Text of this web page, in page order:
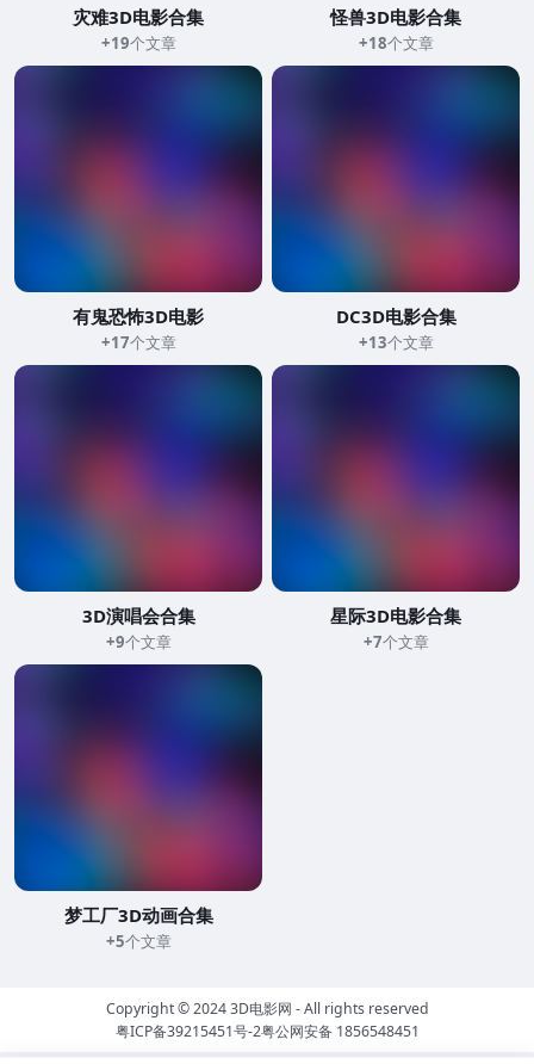
灾难3D电影合集
+19个文章
怪兽3D电影合集
+18个文章
有鬼恐怖3D电影
+17个文章
DC3D电影合集
+13个文章
3D演唱会合集
+9个文章
星际3D电影合集
+7个文章
梦工厂3D动画合集
+5个文章
Copyright © 20243D电影网 - All rights reserved
粤ICP备39215451号-2粤公网安备 1856548451